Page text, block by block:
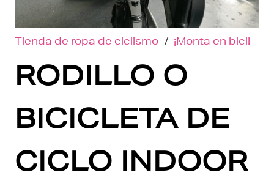
Tienda de ropa de ciclismo / ¡Monta en bici!
RODILLO O
BICICLETA DE
CICLO INDOOR